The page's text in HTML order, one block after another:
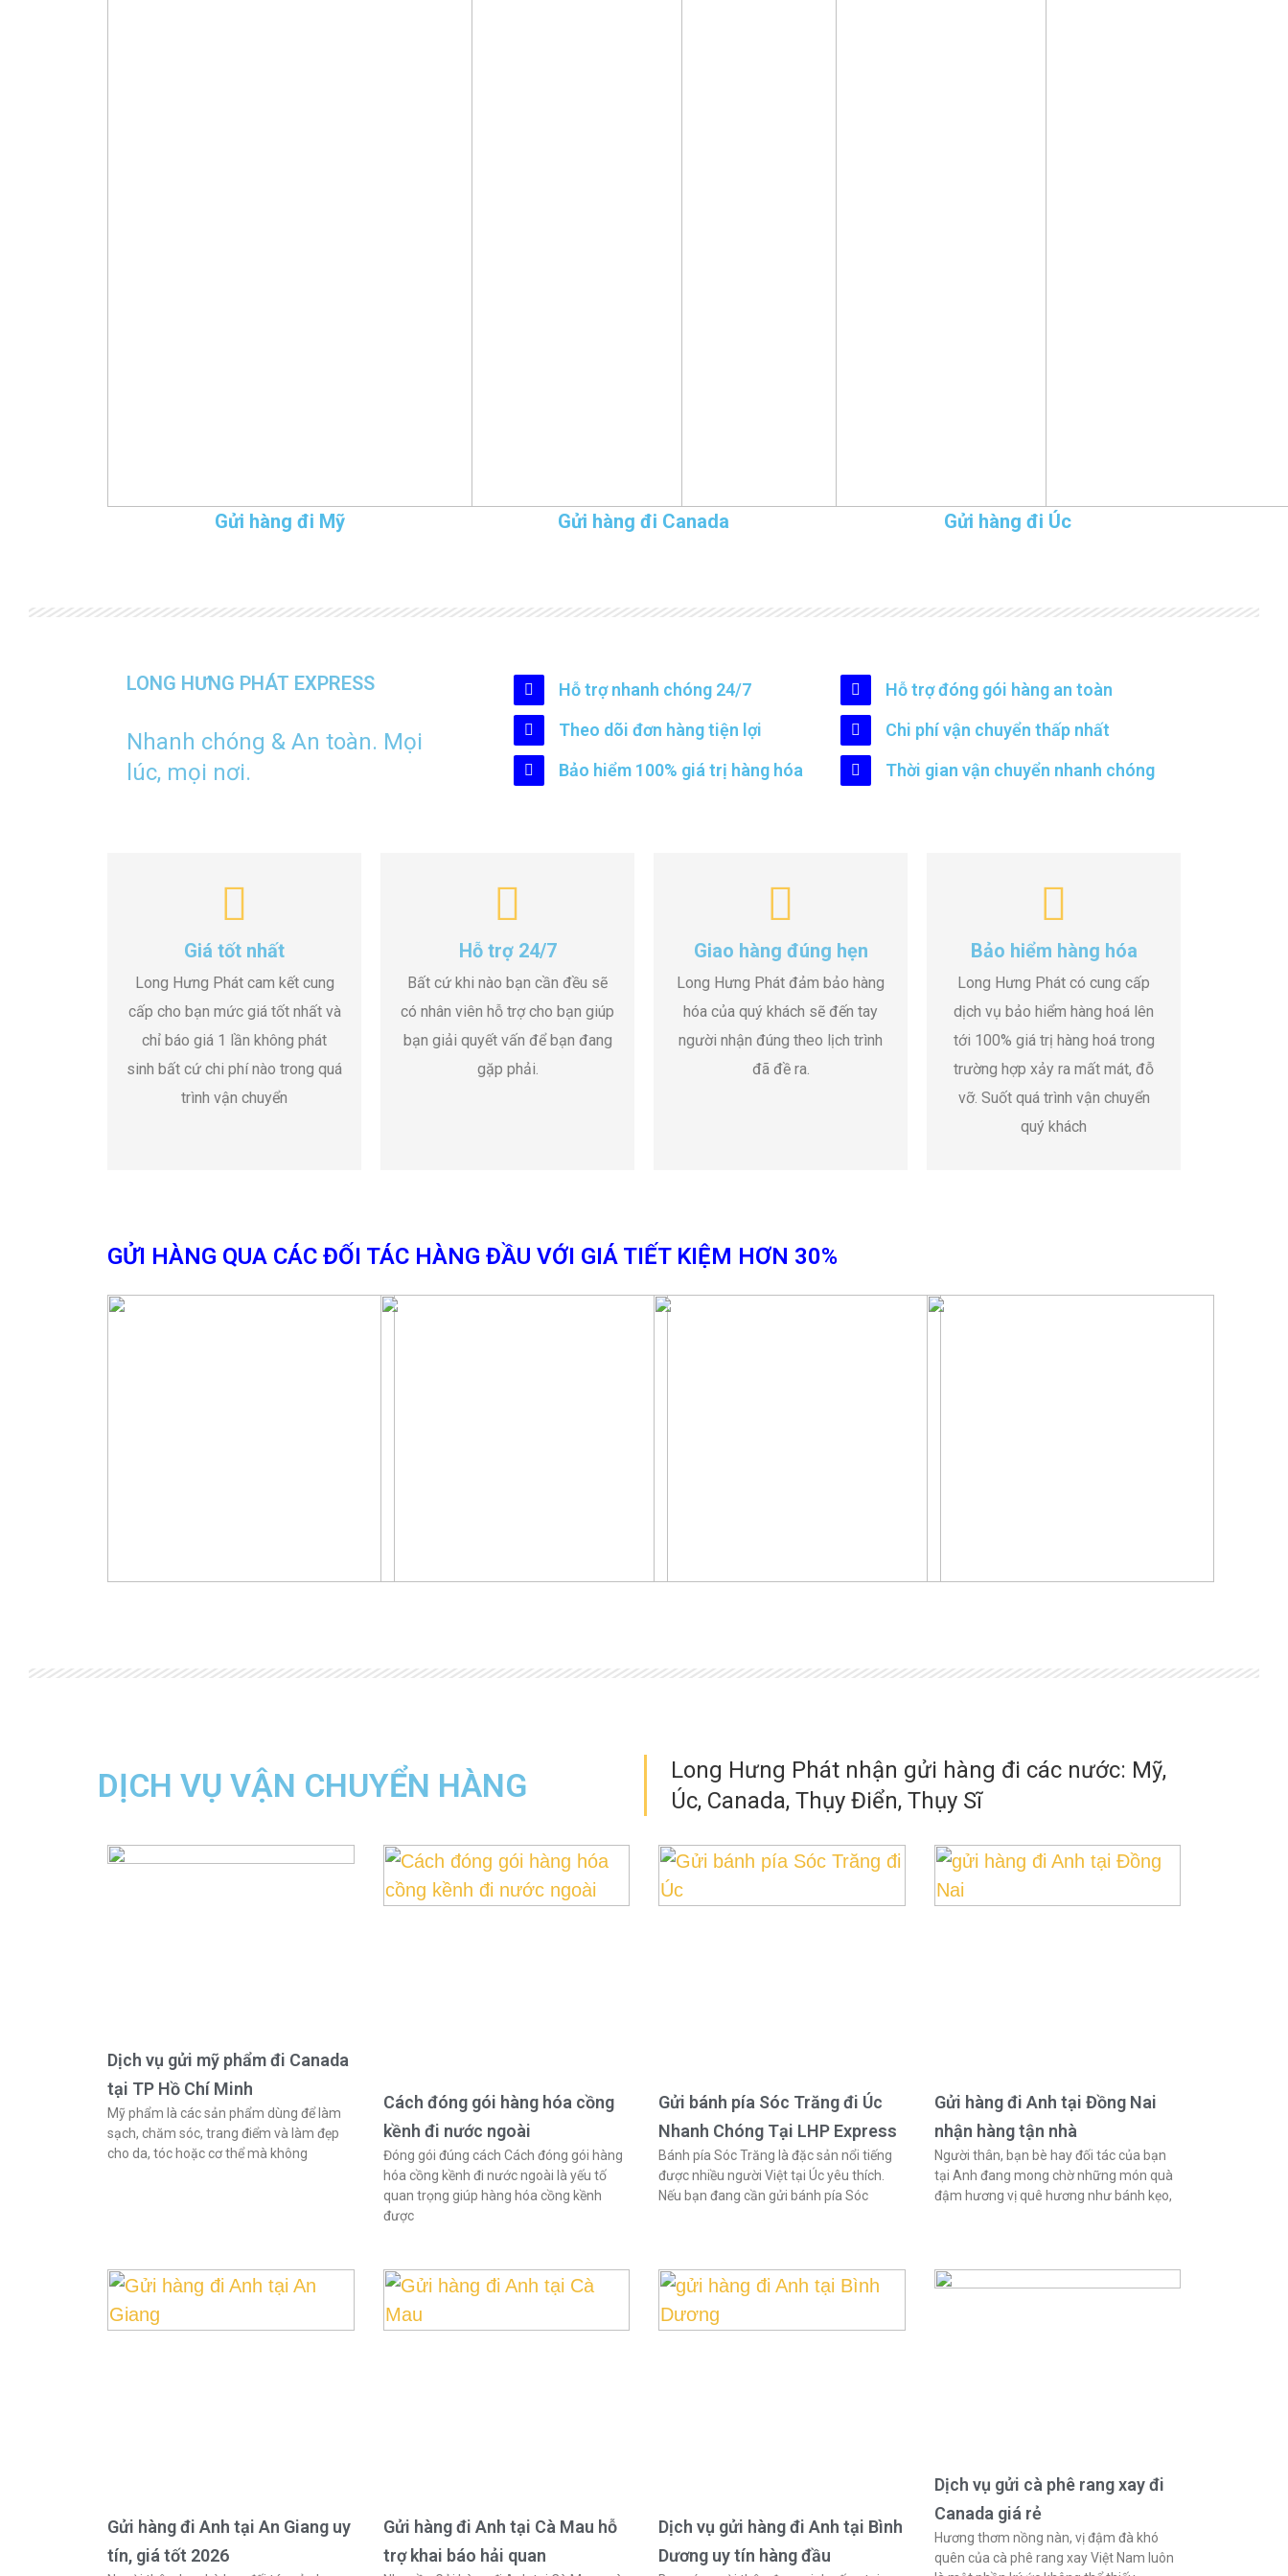
Gửi hàng đi Mỹ Gửi hàng đi Canada Gửi hàng đi Úc
LONG HƯNG PHÁT EXPRESS
Nhanh chóng & An toàn. Mọi
lúc, mọi nơi.
Hỗ trợ nhanh chóng 24/7
Hỗ trợ đóng gói hàng an toàn
Theo dõi đơn hàng tiện lợi
Chi phí vận chuyển thấp nhất
Bảo hiểm 100% giá trị hàng hóa
Thời gian vận chuyển nhanh chóng
Giá tốt nhất
Long Hưng Phát cam kết cung
cấp cho bạn mức giá tốt nhất và
chỉ báo giá 1 lần không phát
sinh bất cứ chi phí nào trong quá
trình vận chuyển
Hỗ trợ 24/7
Bất cứ khi nào bạn cần đều sẽ
có nhân viên hỗ trợ cho bạn giúp
bạn giải quyết vấn để bạn đang
gặp phải.
Giao hàng đúng hẹn
Long Hưng Phát đảm bảo hàng
hóa của quý khách sẽ đến tay
người nhận đúng theo lịch trình
đã đề ra.
Bảo hiểm hàng hóa
Long Hưng Phát có cung cấp
dịch vụ bảo hiểm hàng hoá lên
tới 100% giá trị hàng hoá trong
trường hợp xảy ra mất mát, đỗ
vỡ. Suốt quá trình vận chuyển
quý khách
GỬI HÀNG QUA CÁC ĐỐI TÁC HÀNG ĐẦU VỚI GIÁ TIẾT KIỆM HƠN 30%
DỊCH VỤ VẬN CHUYỂN HÀNG
Long Hưng Phát nhận gửi hàng đi các nước: Mỹ,
Úc, Canada, Thụy Điển, Thụy Sĩ
Dịch vụ gửi mỹ phẩm đi Canada
tại TP Hồ Chí Minh
Mỹ phẩm là các sản phẩm dùng để làm
sạch, chăm sóc, trang điểm và làm đẹp
cho da, tóc hoặc cơ thể mà không
Cách đóng gói hàng hóa cồng
kềnh đi nước ngoài
Đóng gói đúng cách Cách đóng gói hàng
hóa cồng kềnh đi nước ngoài là yếu tố
quan trọng giúp hàng hóa cồng kềnh
được
Gửi bánh pía Sóc Trăng đi Úc
Nhanh Chóng Tại LHP Express
Bánh pía Sóc Trăng là đặc sản nổi tiếng
được nhiều người Việt tại Úc yêu thích.
Nếu bạn đang cần gửi bánh pía Sóc
Gửi hàng đi Anh tại Đồng Nai
nhận hàng tận nhà
Người thân, bạn bè hay đối tác của bạn
tại Anh đang mong chờ những món quà
đậm hương vị quê hương như bánh kẹo,
Gửi hàng đi Anh tại An Giang uy
tín, giá tốt 2026
Gửi hàng đi Anh tại Cà Mau hỗ
trợ khai báo hải quan
Dịch vụ gửi hàng đi Anh tại Bình
Dương uy tín hàng đầu
Dịch vụ gửi cà phê rang xay đi
Canada giá rẻ
Hương thơm nồng nàn, vị đậm đà khó
quên của cà phê rang xay Việt Nam luôn